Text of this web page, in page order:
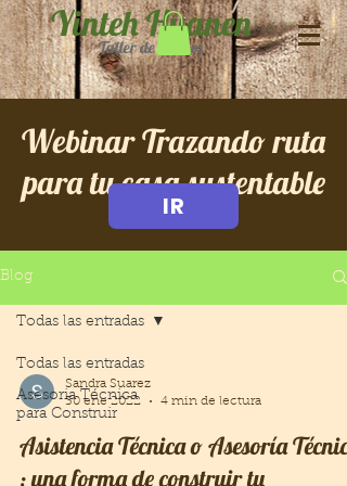
Yinteh Huanen
Taller de Sueños
Webinar Trazando ruta
para tu casa sustentable
IR
Blog
Todas las entradas
Asesoria Técnica
para Construir
Todas las entradas
Sandra Suarez
30 ene 2022
4 min de lectura
Asistencia Técnica o Asesoría Técnica
; una forma de construir tu